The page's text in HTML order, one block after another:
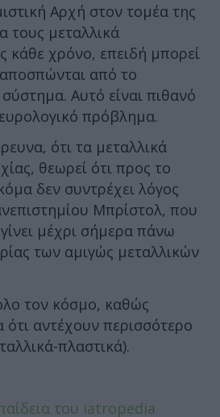
Αρχή στον τομέα της
τους μεταλλικά
κάθε χρόνο, επειδή μπορεί
από το
Αυτό είναι πιθανό
πρόβλημα.
ότι τα μεταλλικά
θεωρεί ότι προς το
δεν συντρέχει λόγος
Μπρίστολ, που
μέχρι σήμερα πάνω
των αμιγώς μεταλλικών
τον κόσμο, καθώς
αντέχουν περισσότερο
πλαστικά).
του iatropedia